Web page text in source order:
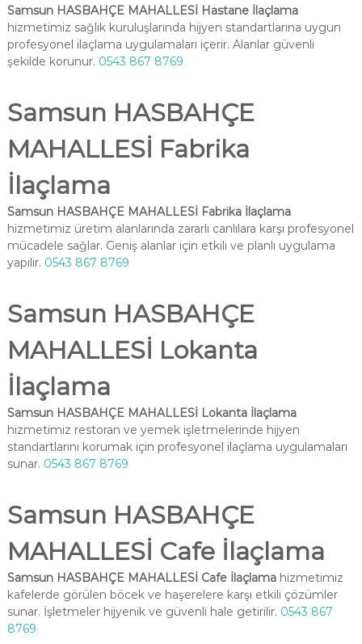
Samsun HASBAHÇE MAHALLESİ Hastane İlaçlama
hizmetimiz sağlık kuruluşlarında hijyen standartlarına uygun
profesyonel ilaçlama uygulamaları içerir. Alanlar güvenli
şekilde korunur. 0543 867 8769
Samsun HASBAHÇE
MAHALLESİ Fabrika
İlaçlama
Samsun HASBAHÇE MAHALLESİ Fabrika İlaçlama
hizmetimiz üretim alanlarında zararlı canlılara karşı profesyonel
mücadele sağlar. Geniş alanlar için etkili ve planlı uygulama
yapılır. 0543 867 8769
Samsun HASBAHÇE
MAHALLESİ Lokanta
İlaçlama
Samsun HASBAHÇE MAHALLESİ Lokanta İlaçlama
hizmetimiz restoran ve yemek işletmelerinde hijyen
standartlarını korumak için profesyonel ilaçlama uygulamaları
sunar. 0543 867 8769
Samsun HASBAHÇE
MAHALLESİ Cafe İlaçlama
Samsun HASBAHÇE MAHALLESİ Cafe İlaçlamahizmetimiz
kafelerde görülen böcek ve haşerelere karşı etkili çözümler
sunar. İşletmeler hijyenik ve güvenli hale getirilir. 0543 867
8769